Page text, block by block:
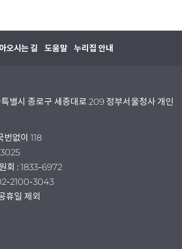
오시는 길 도움말 누리집 안내
별시 종로구 세종대로 209 정부서울청사 개인
없이 118
회 : 1833-6972
2100-3043
휴일 제외